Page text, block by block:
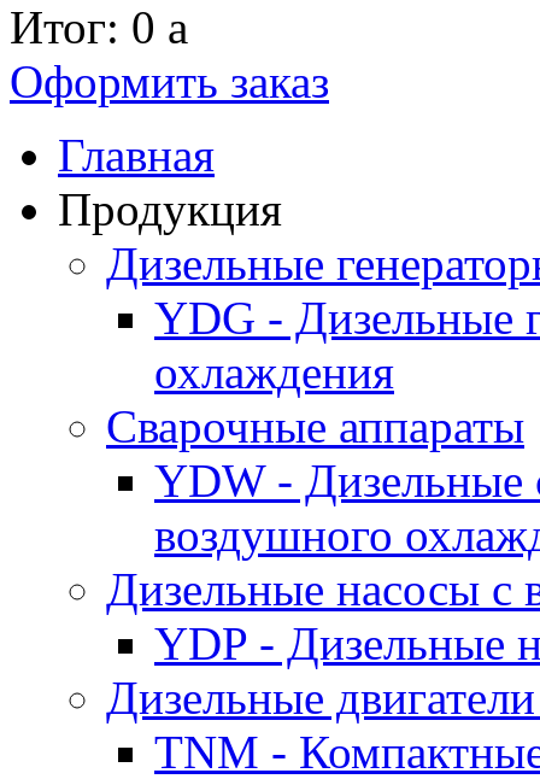
Итог: 0 a
Оформить заказ
Главная
Продукция
Дизельные
YDG - Дизельные
охлаждения
Cварочные аппараты
YDW - Дизельные
воздушного
Дизельные насосы
YDP - Дизельные
Дизельные
TNM -